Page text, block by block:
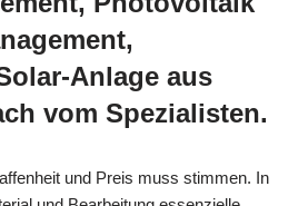
Anlage aus
vom Spezialisten.
und Preis muss stimmen. In